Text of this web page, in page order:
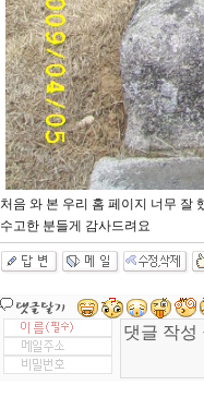
처음 와 본 우리 홈 페이지 너무 잘
수고한 분들게 감사드려요